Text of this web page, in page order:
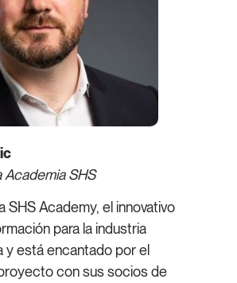
SHS
SHS Academy, el innovativo
para la industria
y está encantado por el
con sus socios de